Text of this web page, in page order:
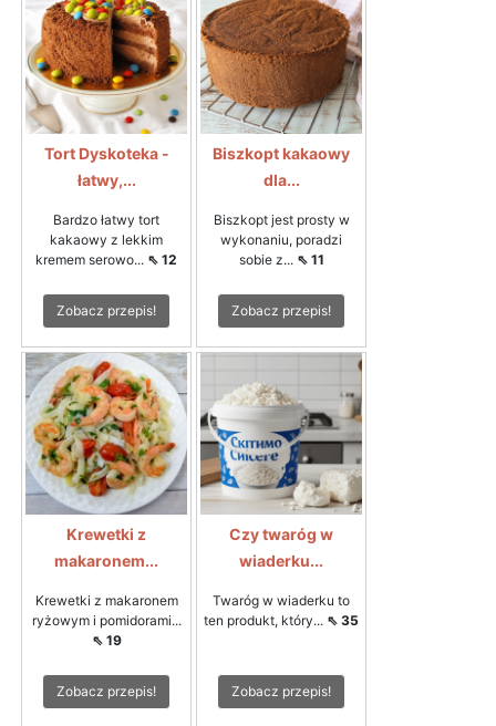
Tort Dyskoteka -
łatwy,...
Bardzo łatwy tort
kakaowy z lekkim
kremem serowo... ⇖ 12
Zobacz przepis!
Biszkopt kakaowy
dla...
Biszkopt jest prosty w
wykonaniu, poradzi
sobie z... ⇖ 11
Zobacz przepis!
Krewetki z
makaronem...
Krewetki z makaronem
ryżowym i pomidorami...
⇖ 19
Zobacz przepis!
Czy twaróg w
wiaderku...
Twaróg w wiaderku to
ten produkt, który... ⇖ 35
Zobacz przepis!